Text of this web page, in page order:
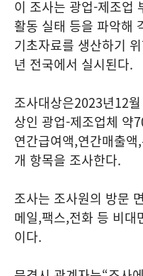
이 조사는 광업-제조업
활동 실태 등을 파악해
기초자료를 생산하기
년 전국에서 실시된다.
조사대상은2023년12
상인 광업-제조업체 약
연간급여액,연간매출액,
개 항목을 조사한다.
조사는 조사원의 방문
메일,팩스,전화 등 비대
이다.